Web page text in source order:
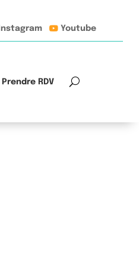
Instagram Youtube
Prendre RDV